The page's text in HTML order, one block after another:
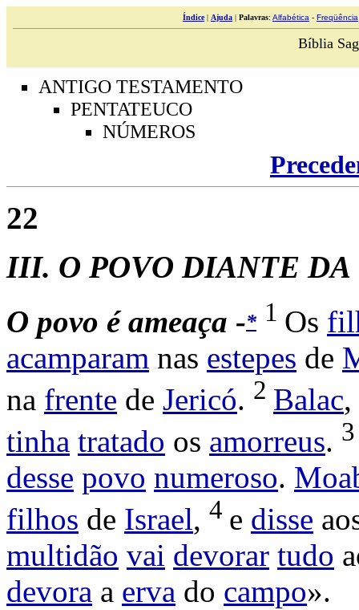
Índice| Ajuda | Palavras: Alfabética - Freqüência
Bíblia
ANTIGO TESTAMENTO
PENTATEUCO
NÚMEROS
22
III. O POVO DIANTE
O povo é ameaça -* 1 Os
acamparam nas estepes de
na frente de Jericó. 2 Balac,
tinha tratado os amorreus.
desse povo numeroso.
filhos de Israel, 4 e disse
multidão vai devorar tudo
devora a erva do campo».